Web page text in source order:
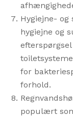
Hygiejne-
hygiejne og
for
forhold.
populært